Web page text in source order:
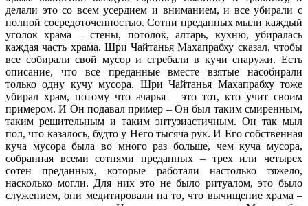
делали это со всем усердием и вниманием, и все убирали с
полной сосредоточенностью. Сотни преданных мыли каждый
уголок храма – стены, потолок, алтарь, кухню, убиралась
каждая часть храма. Шри Чайтанья Махапрабху сказал, чтобы
все собирали свой мусор и сгребали в кучи снаружи. Есть
описание, что все преданные вместе взятые насобирали
только одну кучу мусора. Шри Чайтанья Махапрабху тоже
убирал храм, потому что ачарья – это тот, кто учит своим
примером. И Он подавал пример – Он был таким смиренным,
таким решительным и таким энтузиастичным. Он так мыл
пол, что казалось, будто у Него тысяча рук. И Его собственная
куча мусора была во много раз больше, чем куча мусора,
собранная всеми сотнями преданных – трех или четырех
сотен преданных, которые работали настолько тяжело,
насколько могли. Для них это не было ритуалом, это было
служением, они медитировали на то, что вычищение храма –